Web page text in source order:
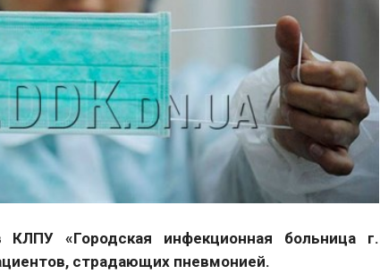
«Городская инфекционная больница г.
страдающих пневмонией.